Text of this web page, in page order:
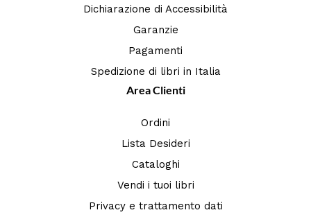
Dichiarazione di Accessibilità
Garanzie
Pagamenti
Spedizione di libri in Italia
Area Clienti
Ordini
Lista Desideri
Cataloghi
Vendi i tuoi libri
Privacy e trattamento dati